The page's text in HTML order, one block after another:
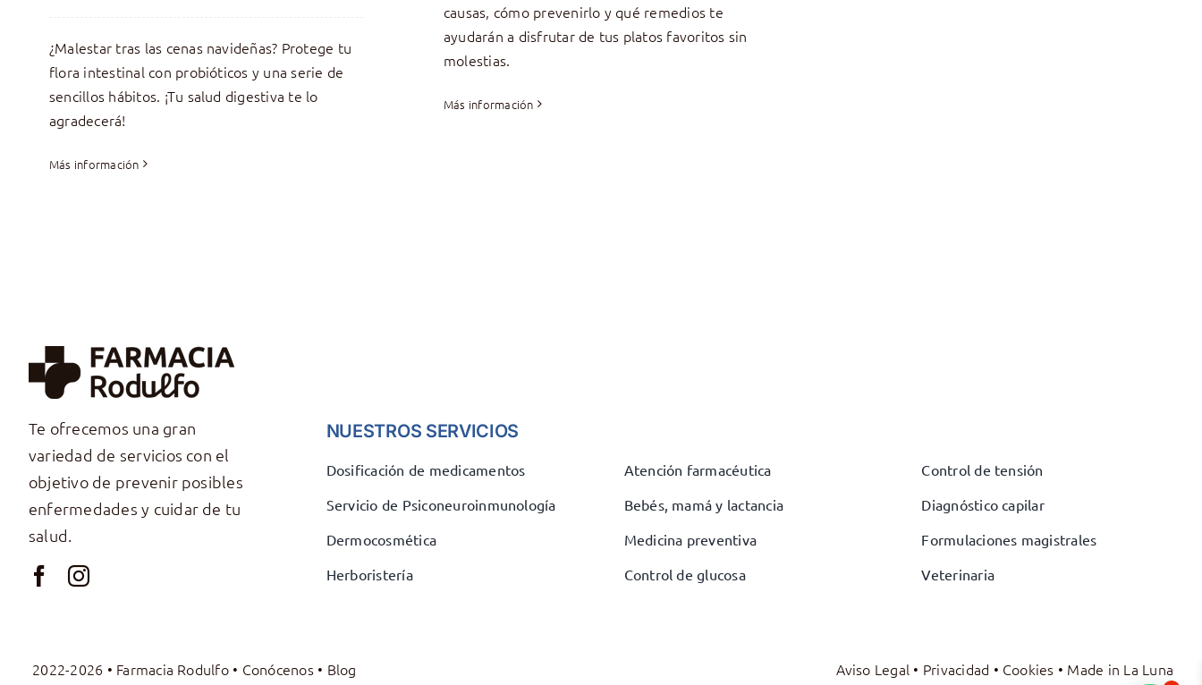
causas, cómo prevenirlo y qué remedios te
ayudarán a disfrutar de tus platos favoritos sin
molestias.
Más información
¿Malestar tras las cenas navideñas? Protege tu
flora intestinal con probióticos y una serie de
sencillos hábitos. ¡Tu salud digestiva te lo
agradecerá!
Más información
Te ofrecemos una gran
variedad de servicios con el
objetivo de prevenir posibles
enfermedades y cuidar de tu
salud.
NUESTROS SERVICIOS
Dosificación de medicamentos
Servicio de Psiconeuroinmunología
Dermocosmética
Herboristería
Atención farmacéutica
Bebés, mamá y lactancia
Medicina preventiva
Control de glucosa
Control de tensión
Diagnóstico capilar
Formulaciones magistrales
Veterinaria
2022-2026 • Farmacia Rodulfo • Conócenos• Blog Aviso Legal • Privacidad • Cookies • Made in La Luna